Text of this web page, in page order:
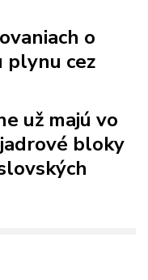
o
plynu cez
už majú vo
bloky